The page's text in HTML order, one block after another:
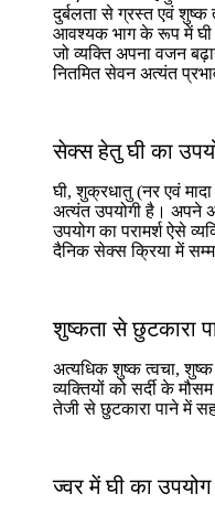
दुर्बलता से ग्रस्त एवं शुष्क
आवश्यक भाग के रूप में घी के
जो व्यक्ति अपना वजन
नितमित सेवन अत्यंत
सेक्स हेतु घी का
घी, शुक्रधातु (नर एवं
अत्यंत उपयोगी है। अपने
उपयोग का परामर्श ऐसे
दैनिक सेक्स क्रिया में
शुष्कता से छुटकारा
अत्यधिक शुष्क त्वचा,
व्यक्तियों को सर्दी के
तेजी से छुटकारा पाने में
ज्वर में घी का उपयोग